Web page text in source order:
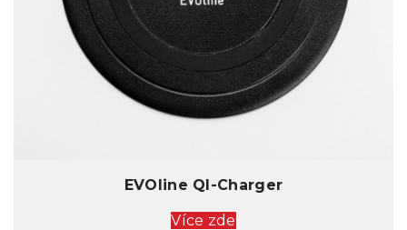
EVOline QI-Charger
Více zde